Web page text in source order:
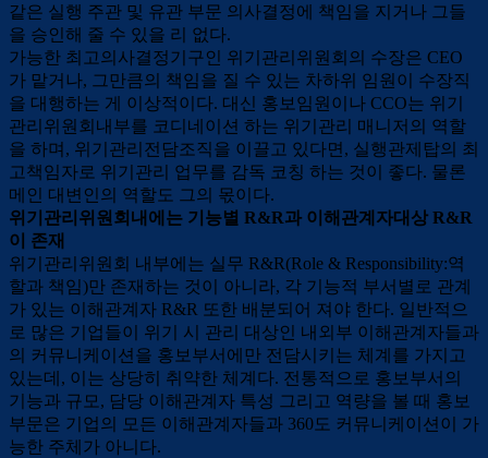
같은 실행 주관 및 유관 부문 의사결정에 책임을 지거나 그들
을 승인해 줄 수 있을 리 없다.
가능한 최고의사결정기구인 위기관리위원회의 수장은 CEO
가 맡거나, 그만큼의 책임을 질 수 있는 차하위 임원이 수장직
을 대행하는 게 이상적이다. 대신 홍보임원이나 CCO는 위기
관리위원회내부를 코디네이션 하는 위기관리 매니저의 역할
을 하며, 위기관리전담조직을 이끌고 있다면, 실행관제탑의 최
고책임자로 위기관리 업무를 감독 코칭 하는 것이 좋다. 물론
메인 대변인의 역할도 그의 몫이다.
위기관리위원회내에는 기능별 R&R과 이해관계자대상 R&R
이 존재
위기관리위원회 내부에는 실무 R&R(Role & Responsibility:역
할과 책임)만 존재하는 것이 아니라, 각 기능적 부서별로 관계
가 있는 이해관계자 R&R 또한 배분되어 져야 한다. 일반적으
로 많은 기업들이 위기 시 관리 대상인 내외부 이해관계자들과
의 커뮤니케이션을 홍보부서에만 전담시키는 체계를 가지고
있는데, 이는 상당히 취약한 체계다. 전통적으로 홍보부서의
기능과 규모, 담당 이해관계자 특성 그리고 역량을 볼 때 홍보
부문은 기업의 모든 이해관계자들과 360도 커뮤니케이션이 가
능한 주체가 아니다.